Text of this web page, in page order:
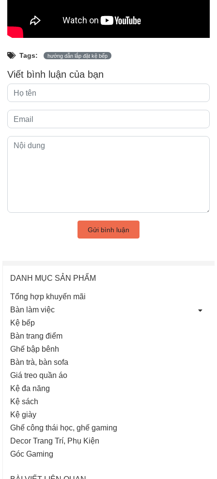
Tags: hướng dẫn lắp đặt kệ bếp
Viết bình luận của bạn
Gửi bình luận
DANH MỤC SẢN PHẨM
Tổng hợp khuyến mãi
Bàn làm việc
Kệ bếp
Bàn trang điểm
Ghế bập bênh
Bàn trà, bàn sofa
Giá treo quần áo
Kệ đa năng
Kệ sách
Kệ giày
Ghế công thái học, ghế gaming
Decor Trang Trí, Phụ Kiện
Góc Gaming